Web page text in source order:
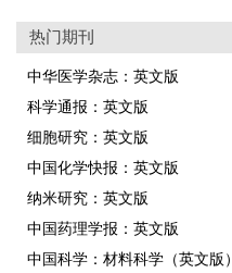
热门期刊
中华医学杂志：英文版
科学通报：英文版
细胞研究：英文版
中国化学快报：英文版
纳米研究：英文版
中国药理学报：英文版
中国科学：材料科学（英文版）